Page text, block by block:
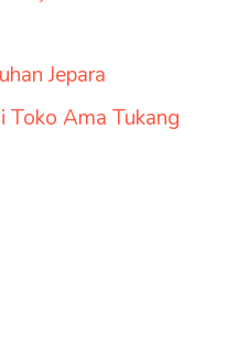
Jepara
Toko Ama Tukang